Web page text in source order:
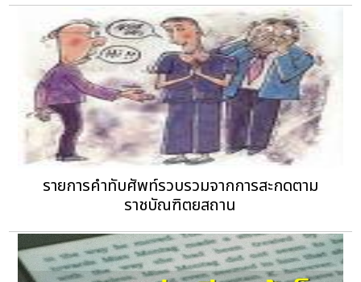
รายการคำทับศัพท์รวบรวมจากการสะกดตาม
ราชบัณฑิตยสถาน